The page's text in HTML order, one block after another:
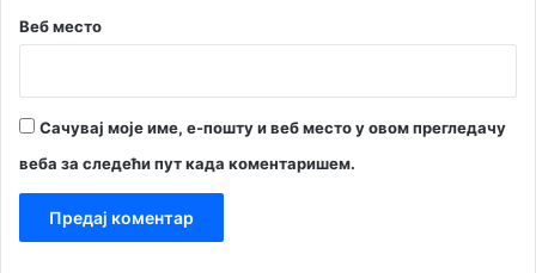
Веб место
Сачувај моје име, е-пошту и веб место у овом прегледачу
веба за следећи пут када коментаришем.